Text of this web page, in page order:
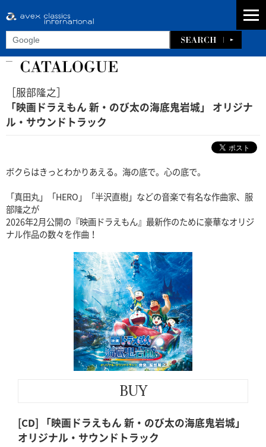
［服部隆之］
「映画ドラえもん 新・のび太の海底鬼岩城」 オリジナ
ル・サウンドトラック
ボクらはきっとわかりあえる。海の底で。心の底で。
「真田丸」「HERO」「半沢直樹」などの音楽で有名な作曲家、服
部隆之が
2026年2月公開の『映画ドラえもん』最新作のために豪華なオリジ
ナル作品の数々を作曲！
BUY
[CD] 「映画ドラえもん 新・のび太の海底鬼岩城」
オリジナル・サウンドトラック